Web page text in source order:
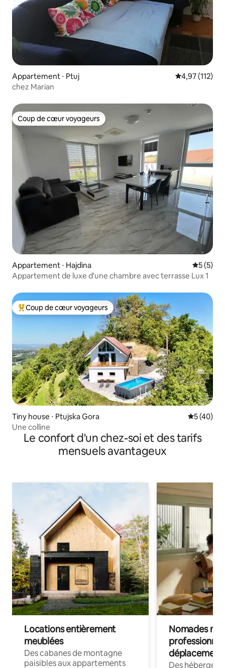
Appartement ⋅ Ptuj Évaluation
4,97 (112)
chez Marian
Coup de cœur voyageurs
Coup de cœur voyageurs
Appartement ⋅ Hajdina
5 (5)
Appartement de luxe d'une chambre avec terrasse Lux 1
Coups de cœur voyageurs les plus appréciés
Coup de cœur voyageurs
Tiny house ⋅ Ptujska Gora
5 (40)
Une colline
Le confort d'un chez-soi et des tarifs
mensuels avantageux
Locations entièrement
meublées
Des cabanes de montagne
paisibles aux appartements
Nomades
déplacement
Des